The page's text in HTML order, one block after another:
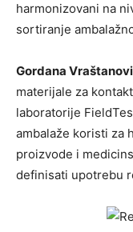
harmonizovani na
sortiranje
Gordana
materijale za
laboratorije
ambalaže koristi za
proizvode i
definisati upotrebu